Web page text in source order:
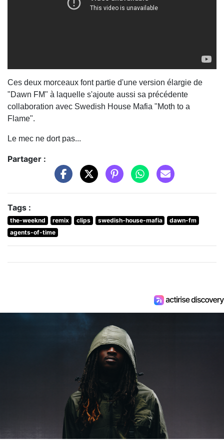
Ces deux morceaux font partie d'une version élargie de
"Dawn FM" à laquelle s'ajoute aussi sa précédente
collaboration avec Swedish House Mafia "Moth to a
Flame".
Le mec ne dort pas...
Partager :
Tags :
the-weeknd remix clips swedish-house-mafia
dawn-fm
agents-of-time